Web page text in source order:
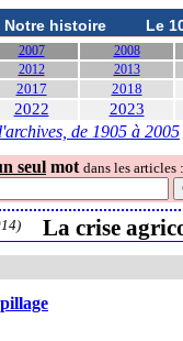
Notre histoire Le
2007 2008
2012 2013
2017 2018
2022 2023
de 1905 à 2005
seul mot dans les articles :
La crise